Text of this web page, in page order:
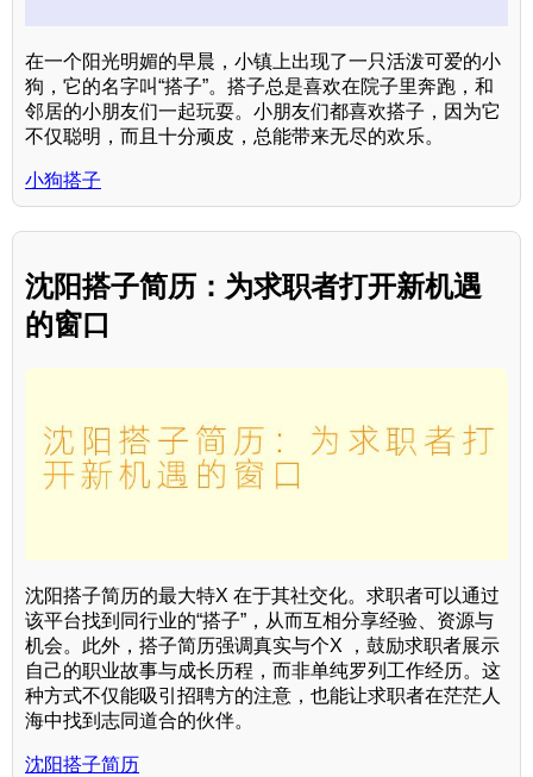
在一个阳光明媚的早晨，小镇上出现了一只活泼可爱的小
狗，它的名字叫“搭子”。搭子总是喜欢在院子里奔跑，和
邻居的小朋友们一起玩耍。小朋友们都喜欢搭子，因为它
不仅聪明，而且十分顽皮，总能带来无尽的欢乐。
小狗搭子
沈阳搭子简历：为求职者打开新机遇
的窗口
沈阳搭子简历的最大特X 在于其社交化。求职者可以通过
该平台找到同行业的“搭子”，从而互相分享经验、资源与
机会。此外，搭子简历强调真实与个X ，鼓励求职者展示
自己的职业故事与成长历程，而非单纯罗列工作经历。这
种方式不仅能吸引招聘方的注意，也能让求职者在茫茫人
海中找到志同道合的伙伴。
沈阳搭子简历